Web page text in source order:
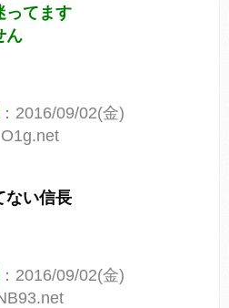
ってます
ん
：2016/09/02(金)
ない信長
：2016/09/02(金)